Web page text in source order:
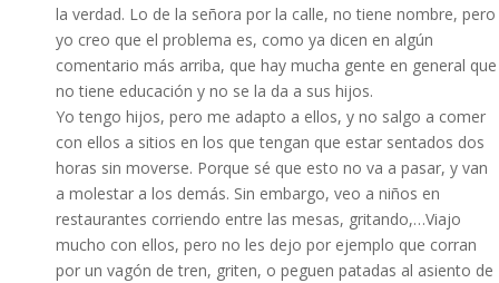
la verdad. Lo de la señora por la calle, no tiene nombre, pero
yo creo que el problema es, como ya dicen en algún
comentario más arriba, que hay mucha gente en general que
no tiene educación y no se la da a sus hijos.
Yo tengo hijos, pero me adapto a ellos, y no salgo a comer
con ellos a sitios en los que tengan que estar sentados dos
horas sin moverse. Porque sé que esto no va a pasar, y van
a molestar a los demás. Sin embargo, veo a niños en
restaurantes corriendo entre las mesas, gritando,…Viajo
mucho con ellos, pero no les dejo por ejemplo que corran
por un vagón de tren, griten, o peguen patadas al asiento de